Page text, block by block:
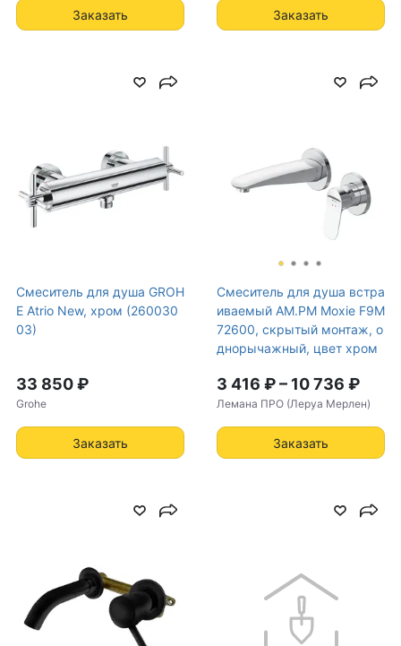
Заказать Заказать
Смеситель для душа GROH
E Atrio New, хром (260030
03)
33 850 ₽
Grohe
Заказать
Смеситель для душа встра
иваемый AM.PM Moxie F9M
72600, скрытый монтаж, о
днорычажный, цвет хром
3 416 ₽– 10 736 ₽
Лемана ПРО (Леруа Мерлен)
Заказать